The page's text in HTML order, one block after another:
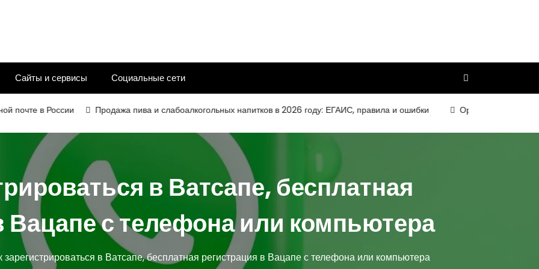
Сайты и сервисы Социальные сети
в России Продажа пива и слабоалкогольных напитков в 2026 году: ЕГАИС, правила и ошибки Организация и
в Ватсапе, бесплатная
Вацапе с телефона или компьютера
зарегистрироваться в Ватсапе, бесплатная регистрация в Вацапе с телефона или компьютера